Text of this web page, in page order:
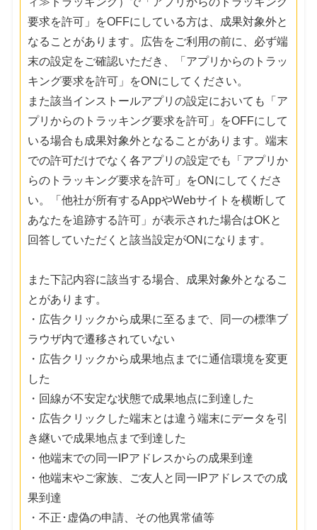
要求を許可」をOFFにしている方は、成果対象外と
なることがあります。広告をご利用の前に、必ず端
末の設定をご確認いただき、「アプリからのトラッ
キング要求を許可」をONにしてください。
また該当インストールアプリの設定においても「ア
プリからのトラッキング要求を許可」をOFFにして
いる場合も成果対象外となることがあります。端末
での許可だけでなく各アプリの設定でも「アプリか
らのトラッキング要求を許可」をONにしてくださ
い。「他社が所有するAppやWebサイトを横断して
あなたを追跡する許可」が表示された場合はOKと
回答していただくと該当設定がONになります。
また下記内容に該当する場合、成果対象外となるこ
とがあります。
・広告クリックから成果に至るまで、同一の標準ブ
ラウザ内で遷移されていない
・広告クリックから成果地点までに通信環境を変更
した
・回線が不安定な状態で成果地点に到達した
・広告クリックした端末とは違う端末にデータを引
き継いで成果地点まで到達した
・他端末での同一IPアドレスからの成果到達
・他端末やご家族、ご友人と同一IPアドレスでの成
果到達
・不正･虚偽の申請、その他異常値等